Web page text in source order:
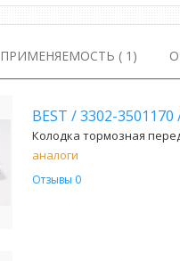
ПРИМЕНЯЕМОСТЬ ( 1)
BEST /3302-3501170
Колодка тормозная
аналоги
Отзывы 0